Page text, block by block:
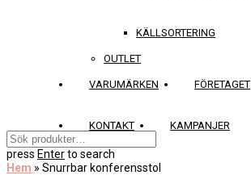
KÄLLSORTERING
OUTLET
VARUMÄRKEN FÖRETAGET
KONTAKT KAMPANJER
press Enterto search
Hem » Snurrbar konferensstol